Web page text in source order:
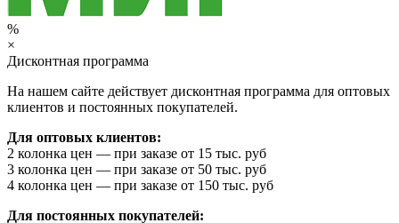
%
×
Дисконтная программа
На нашем сайте действует дисконтная программа для оптовых
клиентов и постоянных покупателей.
Для оптовых клиентов:
2 колонка цен — при заказе от 15 тыс. руб
3 колонка цен — при заказе от 50 тыс. руб
4 колонка цен — при заказе от 150 тыс. руб
Для постоянных покупателей: